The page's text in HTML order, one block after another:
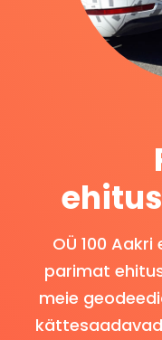
OÜ 100
parimat
meie